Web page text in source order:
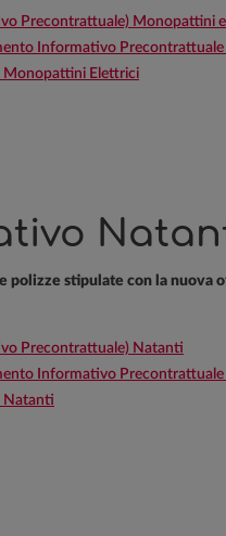
Precontrattuale) Monopattini
Informativo
Monopattini Elettrici
stipulate con la nuova
Precontrattuale) Natanti
Informativo
Natanti